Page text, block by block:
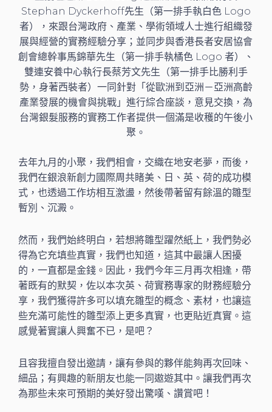
Stephan Dyckerhoff先生（第一排手執白色 Logo
者），來跟台灣政府、產業、學術領域人士進行組織發
展與經營的實務經驗分享；並同步與香港長者安居協會
創會總幹事馬錦華先生（第一排手執橘色 Logo 者）、
雙連安養中心執行長蔡芳文先生（第一排手比勝利手
勢，身著西裝者）一同針對「從歐洲到亞洲－亞洲高齡
產業發展的機會與挑戰」進行綜合座談，意見交換，為
台灣銀髮服務的實務工作者提供一個滿是收穫的午後小
聚。
去年九月的小聚，我們相會，交織在地安老夢，而後，
我們在銀浪新創力國際周共睹美、日、英、荷的成功模
式，也透過工作坊相互激盪，然後帶著留有餘溫的雛型
暫別、沉澱。
然而，我們始終明白，若想將雛型躍然紙上，我們勢必
得為它充填些真實，我們也知道，這其中最讓人困擾
的，一直都是金錢。因此，我們今年三月再次相逢，帶
著既有的默契，佐以本次英、荷實務專家的財務經驗分
享，我們獲得許多可以填充雛型的概念、素材，也讓這
些充滿可能性的雛型添上更多真實，也更貼近真實。這
感覺著實讓人興奮不已，是吧？
且容我擅自發出邀請，讓有參與的夥伴能夠再次回味、
細品；有興趣的新朋友也能一同遨遊其中。讓我們再次
為那些未來可預期的美好發出驚嘆、讚賞吧！